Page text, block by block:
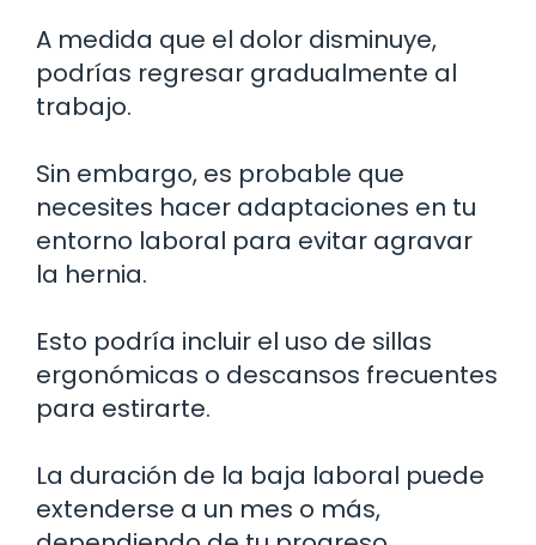
A medida que el dolor disminuye,
podrías regresar gradualmente al
trabajo.
Sin embargo, es probable que
necesites hacer adaptaciones en tu
entorno laboral para evitar agravar
la hernia.
Esto podría incluir el uso de sillas
ergonómicas o descansos frecuentes
para estirarte.
La duración de la baja laboral puede
extenderse a un mes o más,